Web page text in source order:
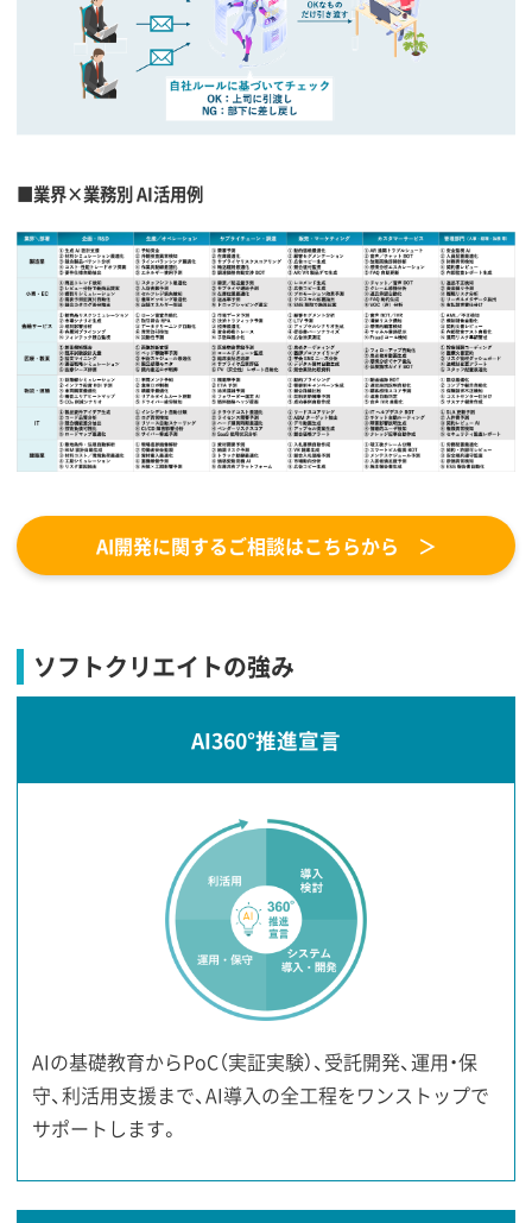
■業界×業務別 AI活用例
AI開発に関するご相談はこちらから ＞
ソフトクリエイトの強み
AI360°推進宣言
AIの基礎教育からPoC（実証実験）、受託開発、運用・保
守、利活用支援まで、AI導入の全工程をワンストップで
サポートします。